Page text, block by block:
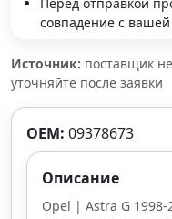
совпадение с
Источник: поставщик
уточняйте после заявки
OEM: 09378673
Описание
Opel | Astra G